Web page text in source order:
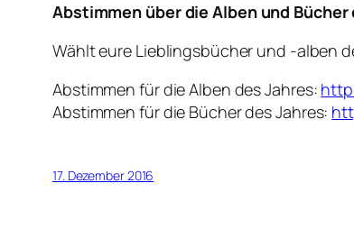
Abstimmen über dieAlben und Bücher
Wählt eure Lieblingsbücher und -alben
Abstimmen für die Alben des Jahres:
Abstimmen für die Bücher des Jahres:
17. Dezember 2016